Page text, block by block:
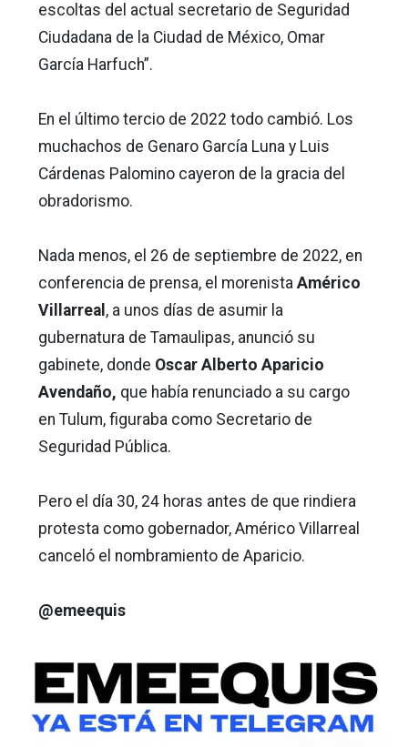
escoltas del actual secretario de Seguridad
Ciudadana de la Ciudad de México, Omar
García Harfuch”.
En el último tercio de 2022 todo cambió. Los
muchachos de Genaro García Luna y Luis
Cárdenas Palomino cayeron de la gracia del
obradorismo.
Nada menos, el 26 de septiembre de 2022, en
conferencia de prensa, el morenista Américo
Villarreal , a unos días de asumir la
gubernatura de Tamaulipas, anunció su
gabinete, donde Oscar Alberto Aparicio
Avendaño, que había renunciado a su cargo
en Tulum, figuraba como Secretario de
Seguridad Pública.
Pero el día 30, 24 horas antes de que rindiera
protesta como gobernador, Américo Villarreal
canceló el nombramiento de Aparicio.
@emeequis